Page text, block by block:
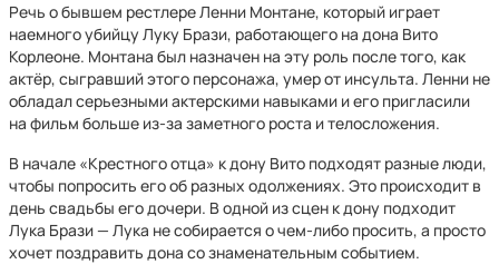
Речь о бывшем рестлере Ленни Монтане, который играет
наемного убийцу Луку Брази, работающего на дона Вито
Корлеоне. Монтана был назначен на эту роль после того, как
актёр, сыгравший этого персонажа, умер от инсульта. Ленни не
обладал серьезными актерскими навыками и его пригласили
на фильм больше из-за заметного роста и телосложения.
В начале «Крестного отца» к дону Вито подходят разные люди,
чтобы попросить его об разных одолжениях. Это происходит в
день свадьбы его дочери. В одной из сцен к дону подходит
Лука Брази — Лука не собирается о чем-либо просить, а просто
хочет поздравить дона со знаменательным событием.